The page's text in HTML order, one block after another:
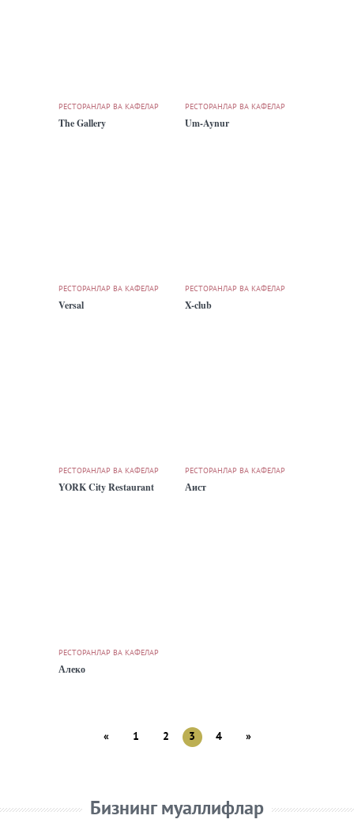
РЕСТОРАНЛАР ВА КАФЕЛАР
The Gallery
РЕСТОРАНЛАР ВА КАФЕЛАР
Um-Aynur
РЕСТОРАНЛАР ВА КАФЕЛАР
Versal
РЕСТОРАНЛАР ВА КАФЕЛАР
X-club
РЕСТОРАНЛАР ВА КАФЕЛАР
YORK City Restaurant
РЕСТОРАНЛАР ВА КАФЕЛАР
Аист
РЕСТОРАНЛАР ВА КАФЕЛАР
Алеко
« 1 2 3 4 »
Бизнинг муаллифлар